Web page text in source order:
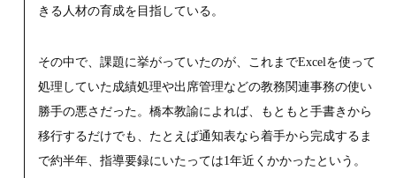
きる人材の育成を目指している。
その中で、課題に挙がっていたのが、これまでExcelを使って
処理していた成績処理や出席管理などの教務関連事務の使い
勝手の悪さだった。橋本教諭によれば、もともと手書きから
移行するだけでも、たとえば通知表なら着手から完成するま
で約半年、指導要録にいたっては1年近くかかったという。